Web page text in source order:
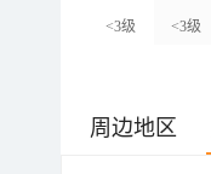
<3级 <3级
周边地区